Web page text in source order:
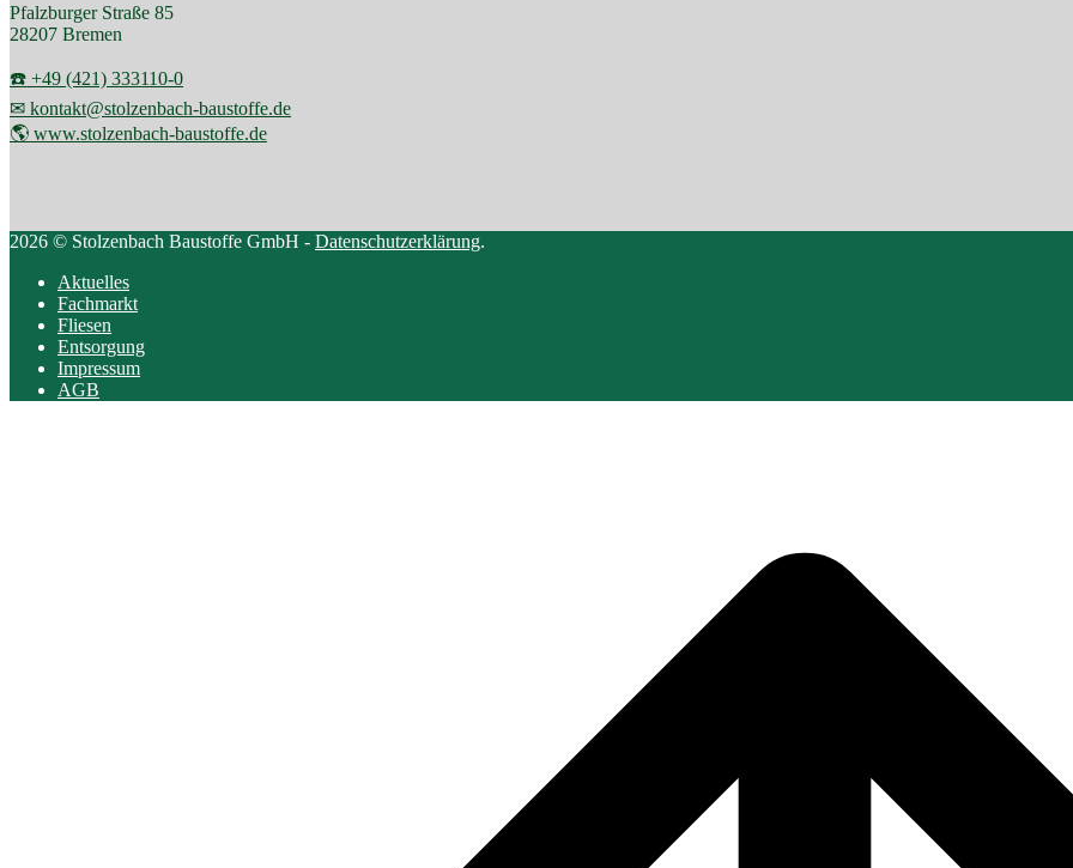
Pfalzburger Straße 85
28207 Bremen
☎️ +49 (421) 333110-0
✉ kontakt@stolzenbach-baustoffe.de
🌎 www.stolzenbach-baustoffe.de
2026 © Stolzenbach Baustoffe GmbH - Datenschutzerklärung.
Aktuelles
Fachmarkt
Fliesen
Entsorgung
Impressum
AGB